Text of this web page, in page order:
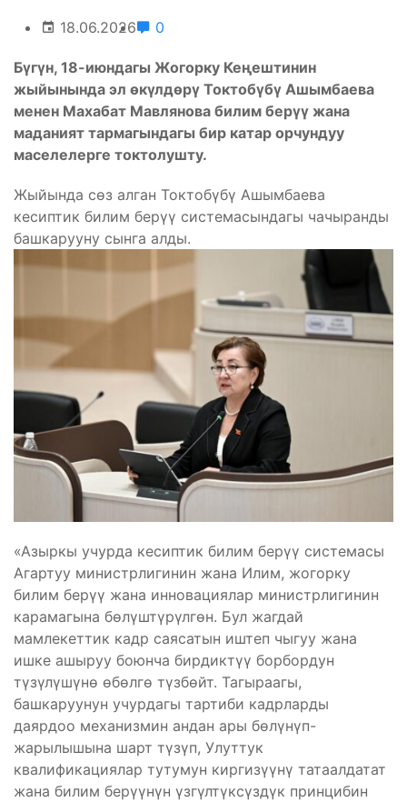
18.06.2026 0
Бүгүн, 18-июндагы Жогорку Кеңештинин
жыйынында эл өкүлдөрү Токтобүбү Ашымбаева
менен Махабат Мавлянова билим берүү жана
маданият тармагындагы бир катар орчундуу
маселелерге токтолушту.
Жыйында сөз алган Токтобүбү Ашымбаева
кесиптик билим берүү системасындагы чачыранды
башкарууну сынга алды.
«Азыркы учурда кесиптик билим берүү системасы
Агартуу министрлигинин жана Илим, жогорку
билим берүү жана инновациялар министрлигинин
карамагына бөлүштүрүлгөн. Бул жагдай
мамлекеттик кадр саясатын иштеп чыгуу жана
ишке ашыруу боюнча бирдиктүү борбордун
түзүлүшүнө өбөлгө түзбөйт. Тагыраагы,
башкаруунун учурдагы тартиби кадрларды
даярдоо механизмин андан ары бөлүнүп-
жарылышына шарт түзүп, Улуттук
квалификациялар тутумун киргизүүнү татаалдатат
жана билим берүүнүн үзгүлтүксүздүк принцибин